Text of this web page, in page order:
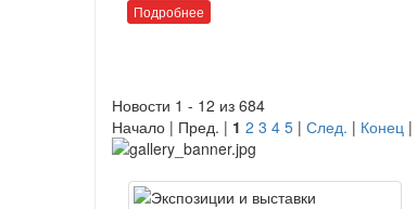
Подробнее
Новости 1 - 12 из 684
Начало | Пред. | 1 2 3 4 5 | След. | Конец |